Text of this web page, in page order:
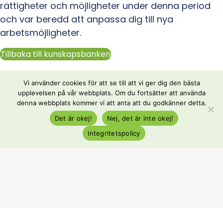
rättigheter och möjligheter under denna period
och var beredd att anpassa dig till nya
arbetsmöjligheter.
Tillbaka till kunskapsbanken
𝕏
Vi använder cookies för att se till att vi ger dig den bästa
upplevelsen på vår webbplats. Om du fortsätter att använda
denna webbplats kommer vi att anta att du godkänner detta.
Det är okej!
Nej, det är inte okej!
Integritetspolicy